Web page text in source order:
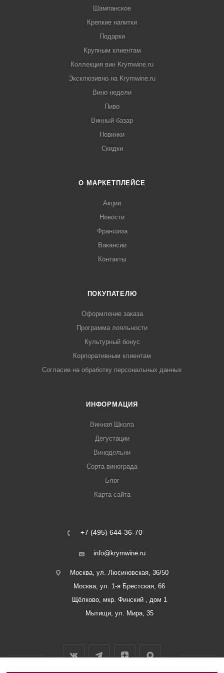
Шампанское
Крепкие напитки
Подарки
Крупным клиентам
Коллекция вин Krymwine.ru
Эксклюзивно на Krymwine.ru
Вино недели
Пиво
Винный базар
Новинки
Скидки
О МАРКЕТПЛЕЙСЕ
Акции
Новости
Франшиза
Вакансии
Контакты
ПОКУПАТЕЛЮ
Оформление заказа
Программа лояльности
Культурный бонус
Корпоративным клиентам
Согласие на обработку персональных данных
ИНФОРМАЦИЯ
Винная Школа
Дегустации
Винодельни
Сорта винограда
Блог
Карта сайта
+7 (495) 644-36-70
info@krymwine.ru
Москва, ул. Люсиновская, 36/50
Москва, ул. 1-я Брестская, 66
Щёлково, мкр. Финский , дом 1
Мытищи, ул. Мира, 35